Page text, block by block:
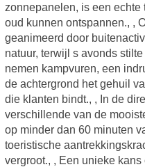
zonnepanelen, is een
oud kunnen ontspannen., ,
geanimeerd door
natuur, terwijl s avonds
nemen kampvuren, een
de achtergrond het gehuil
die klanten bindt., , In de
verschillende van de
op minder dan 60 minuten
toeristische
vergroot., , Een unieke